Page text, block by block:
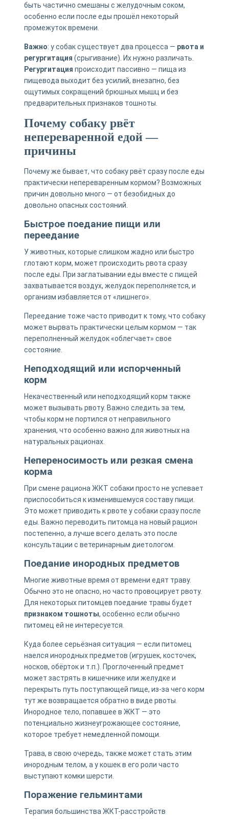
быть частично смешаны с желудочным соком,
особенно если после еды прошёл некоторый
промежуток времени.
Важно: у собак существует два процесса — рвота и
регургитация (срыгивание). Их нужно различать.
Регургитация происходит пассивно — пища из
пищевода выходит без усилий, внезапно, без
ощутимых сокращений брюшных мышц и без
предварительных признаков тошноты.
Почему собаку рвёт
непереваренной едой —
причины
Почему же бывает, что собаку рвёт сразу после еды
практически непереваренным кормом? Возможных
причин довольно много — от безобидных до
довольно опасных состояний.
Быстрое поедание пищи или
переедание
У животных, которые слишком жадно или быстро
глотают корм, может происходить рвота сразу
после еды. При заглатывании еды вместе с пищей
захватывается воздух, желудок переполняется, и
организм избавляется от «лишнего».
Переедание тоже часто приводит к тому, что собаку
может вырвать практически целым кормом — так
переполненный желудок «облегчает» свое
состояние.
Неподходящий или испорченный
корм
Некачественный или неподходящий корм также
может вызывать рвоту. Важно следить за тем,
чтобы корм не портился от неправильного
хранения, что особенно важно для животных на
натуральных рационах.
Непереносимость или резкая смена
корма
При смене рациона ЖКТ собаки просто не успевает
приспособиться к изменившемуся составу пищи.
Это может приводить к рвоте у собаки сразу после
еды. Важно переводить питомца на новый рацион
постепенно, а лучше всего делать это после
консультации с ветеринарным диетологом.
Поедание инородных предметов
Многие животные время от времени едят траву.
Обычно это не опасно, но часто провоцирует рвоту.
Для некоторых питомцев поедание травы будет
признаком тошноты, особенно если обычно
питомец ей не интересуется.
Куда более серьёзная ситуация — если питомец
наелся инородных предметов (игрушек, косточек,
носков, обёрток и т.п.). Проглоченный предмет
может застрять в кишечнике или желудке и
перекрыть путь поступающей пище, из-за чего корм
тут же возвращается обратно в виде рвоты.
Инородное тело, попавшее в ЖКТ — это
потенциально жизнеугрожающее состояние,
которое требует немедленной помощи.
Трава, в свою очередь, также может стать этим
инородным телом, а у кошек в его роли часто
выступают комки шерсти.
Поражение гельминтами
Терапия большинства ЖКТ-расстройств